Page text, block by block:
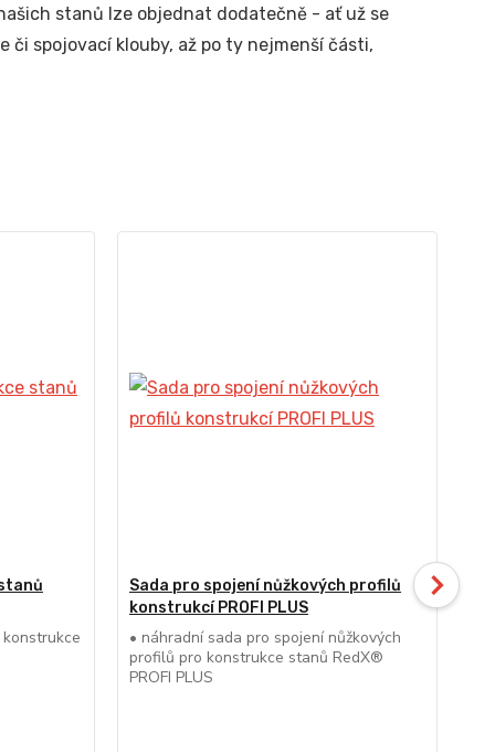
stanů lze objednat dodatečně - ať už se
či spojovací klouby, až po ty nejmenší části,
Sada pro spojení nůžkových profilů
konstrukcí PROFI PLUS
• náhradní sada pro spojení nůžkových
profilů pro konstrukce stanů RedX®
PROFI PLUS